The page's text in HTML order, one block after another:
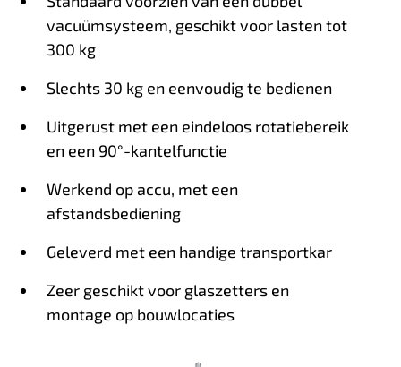
vacuümsysteem, geschikt voor lasten tot
300 kg
Slechts 30 kg en eenvoudig te bedienen
Uitgerust met een eindeloos rotatiebereik
en een 90°-kantelfunctie
Werkend op accu, met een
afstandsbediening
Geleverd met een handige transportkar
Zeer geschikt voor glaszetters en
montage op bouwlocaties